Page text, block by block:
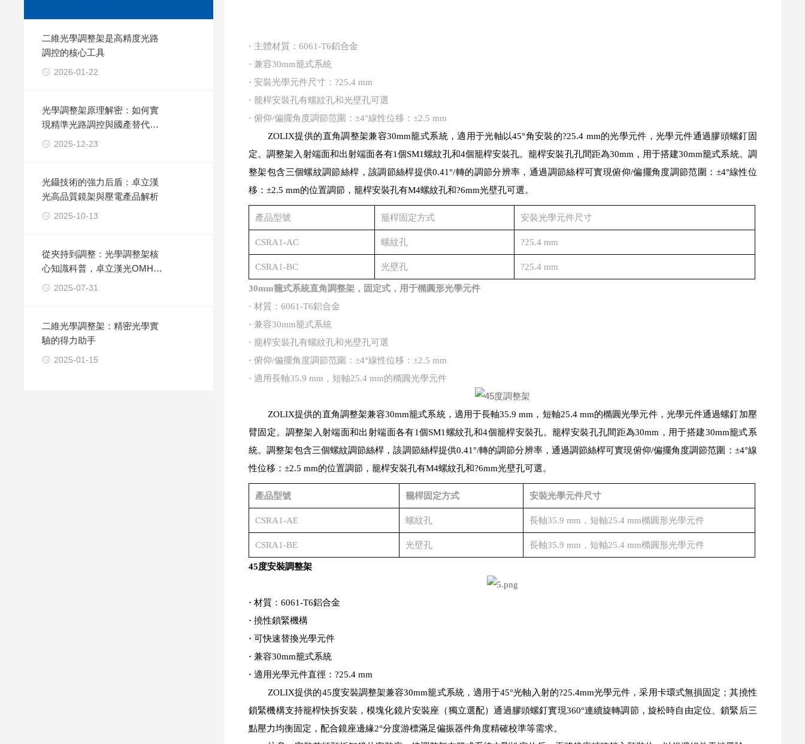
二維光學調整架是高精度光路
調控的核心工具
2026-01-22
光學調整架原理解密：如何實
現精準光路調控與國產替代方
案
2025-12-23
光鑷技術的強力后盾：卓立漢
光高品質鏡架與壓電產品解析
2025-10-13
從夾持到調整：光學調整架核
心知識科普，卓立漢光OMHS
調整架靈敏度揭秘
2025-07-31
二維光學調整架：精密光學實
驗的得力助手
2025-01-15
· 主體材質：6061-T6鋁合金
·兼容30mm籠式系統
· 安裝光學元件尺寸：?25.4 mm
· 籠桿安裝孔有螺紋孔和光壁孔可選
·俯仰/偏擺角度調節范圍：±4°線性位移：±2.5 mm
ZOLIX提供的直角調整架兼容30mm籠式系統，適用于光軸以45°角安裝的?25.4 mm的光學元件，光學元件通過膠頭螺釘固
定。調整架入射端面和出射端面各有1個SM1螺紋孔和4個籠桿安裝孔。籠桿安裝孔孔間距為30mm，用于搭建30mm籠式系統。調
整架包含三個螺紋調節絲桿，該調節絲桿提供0.41°/轉的調節分辨率，通過調節絲桿可實現俯仰/偏擺角度調節范圍：±4°線性位
移：±2.5 mm的位置調節，籠桿安裝孔有M4螺紋孔和?6mm光壁孔可選。
產品型號 籠桿固定方式 安裝光學元件尺寸
CSRA1-AC 螺紋孔 ?25.4 mm
CSRA1-BC 光壁孔 ?25.4 mm
30mm籠式系統直角調整架，固定式，用于橢圓形光學元件
· 材質：6061-T6鋁合金
·兼容30mm籠式系統
· 籠桿安裝孔有螺紋孔和光壁孔可選
·俯仰/偏擺角度調節范圍：±4°線性位移：±2.5 mm
·適用長軸35.9 mm，短軸25.4 mm的橢圓光學元件
ZOLIX提供的直角調整架兼容30mm籠式系統，適用于長軸35.9 mm，短軸25.4 mm的橢圓光學元件，光學元件通過螺釘加壓
臂固定。調整架入射端面和出射端面各有1個SM1螺紋孔和4個籠桿安裝孔。籠桿安裝孔孔間距為30mm，用于搭建30mm籠式系
統。調整架包含三個螺紋調節絲桿，該調節絲桿提供0.41°/轉的調節分辨率，通過調節絲桿可實現俯仰/偏擺角度調節范圍：±4°線
性位移：±2.5 mm的位置調節，籠桿安裝孔有M4螺紋孔和?6mm光壁孔可選。
產品型號 籠桿固定方式 安裝光學元件尺寸
CSRA1-AE 螺紋孔 長軸35.9 mm，短軸25.4 mm橢圓形光學元件
CSRA1-BE 光壁孔 長軸35.9 mm，短軸25.4 mm橢圓形光學元件
45度安裝調整架
·材質：6061-T6鋁合金
·撓性鎖緊機構
·可快速替換光學元件
·兼容30mm籠式系統
·適用光學元件直徑：?25.4 mm
ZOLIX提供的45度安裝調整架兼容30mm籠式系統，適用于45°光軸入射的?25.4mm光學元件，采用卡環式無損固定；其撓性
鎖緊機構支持籠桿快拆安裝，模塊化鏡片安裝座（獨立選配）通過膠頭螺釘實現360°連續旋轉調節，旋松時自由定位、鎖緊后三
點壓力均衡固定，配合鏡座邊緣2°分度游標滿足偏振器件角度精確校準等需求。